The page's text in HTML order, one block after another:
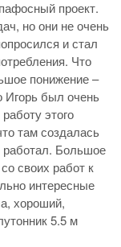
проект.
но они не очень
и стал
Что
понижение –
Игорь был очень
этого
там создалась
работал. Большое
своих работ к
интересные
хороший,
5.5 м